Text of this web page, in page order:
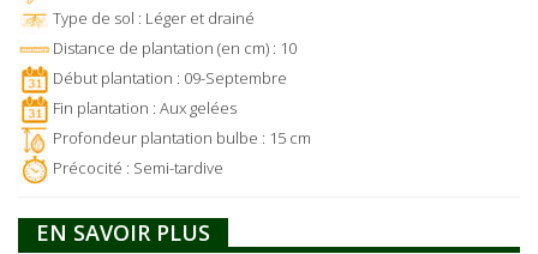
Type de sol : Léger et drainé
Distance de plantation (en cm) : 10
Début plantation : 09-Septembre
Fin plantation : Aux gelées
Profondeur plantation bulbe : 15 cm
Précocité : Semi-tardive
EN SAVOIR PLUS